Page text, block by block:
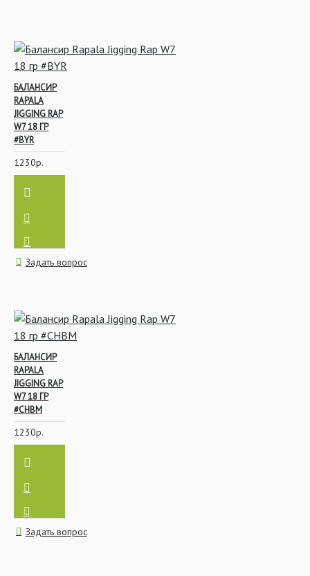
БАЛАНСИР
RAPALA
JIGGING RAP
W7 18 ГР
#BYR
1230р.
Задать вопрос
БАЛАНСИР
RAPALA
JIGGING RAP
W7 18 ГР
#CHBM
1230р.
Задать вопрос